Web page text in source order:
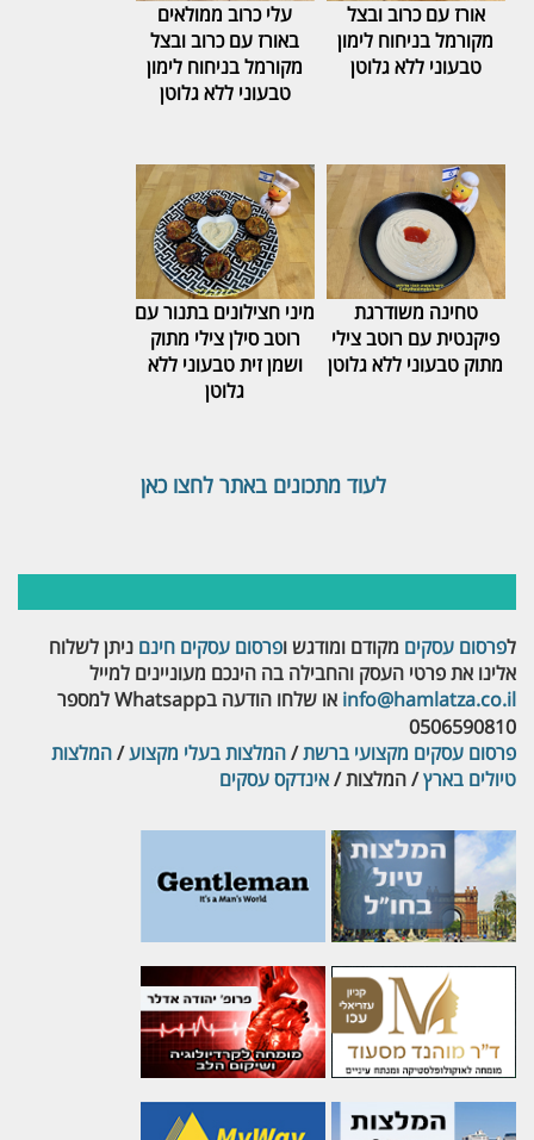
אורז עם כרוב ובצל
מקורמל בניחוח לימון
טבעוני ללא גלוטן
עלי כרוב ממולאים
באורז עם כרוב ובצל
מקורמל בניחוח לימון
טבעוני ללא גלוטן
טחינה משודרגת
פיקנטית עם רוטב צילי
מתוק טבעוני ללא גלוטן
מיני חצילונים בתנור עם
רוטב סילן צילי מתוק
ושמן זית טבעוני ללא
גלוטן
לעוד מתכונים באתר לחצו כאן
לפרסום עסקים מקודם ומודגש ופרסום עסקים חינם ניתן לשלוח
אלינו את פרטי העסק והחבילה בה הינכם מעוניינים למייל
info@hamlatza.co.il
או שלחו הודעה בWhatsapp למספר
0506590810
פרסום עסקים מקצועי ברשת/המלצות בעלי מקצוע/המלצות
טיולים בארץ/ המלצות /אינדקס עסקים